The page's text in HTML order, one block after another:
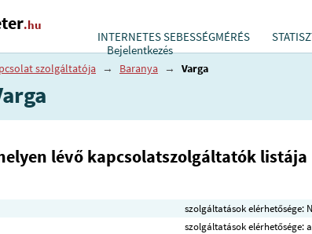
.hu
INTERNETES SEBESSÉGMÉRÉS
Bejelentkezés
szolgáltatója → Baranya → Varga
lévő kapcsolatszolgáltatók listája
szolgáltatások elérhetősége:
szolgáltatások elérhetősége: